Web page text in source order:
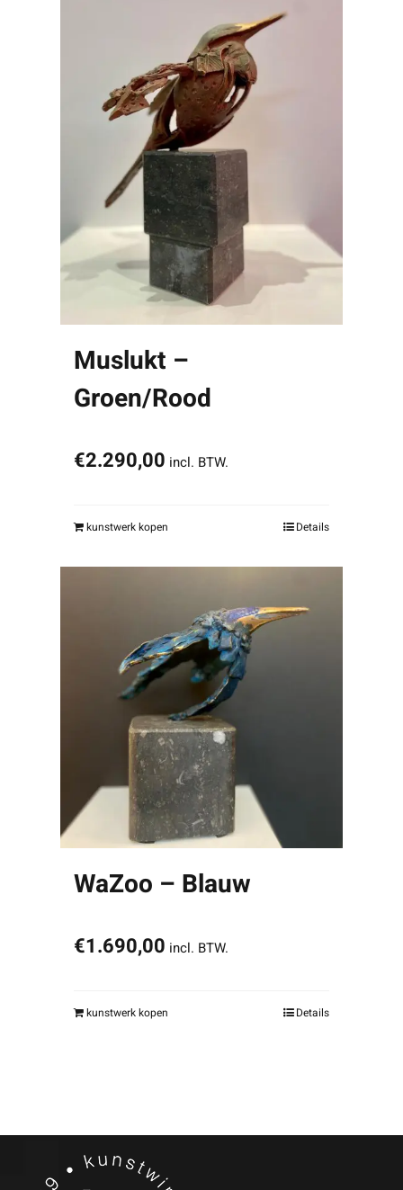
Muslukt –
Groen/Rood
€2.290,00 incl. BTW.
kunstwerk kopen Details
WaZoo – Blauw
€1.690,00 incl. BTW.
kunstwerk kopen Details